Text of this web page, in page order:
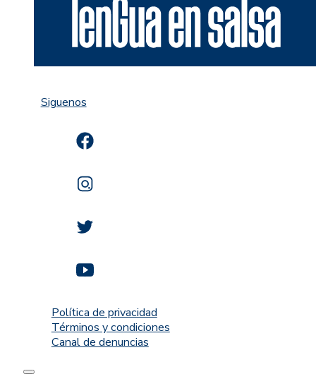
Siguenos
Política de privacidad
Términos y condiciones
Canal de denuncias